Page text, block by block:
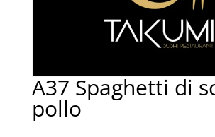
A37 Spaghetti di
pollo